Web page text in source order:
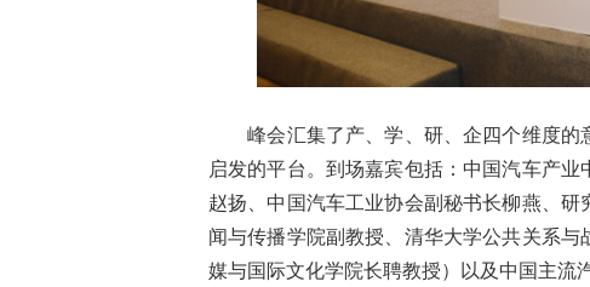
峰会汇集了产、学、研、企四个维度的
启发的平台。到场嘉宾包括：中国汽车产
赵扬、中国汽车工业协会副秘书长柳燕、
闻与传播学院副教授、清华大学公共关系
媒与国际文化学院长聘教授）以及中国主流